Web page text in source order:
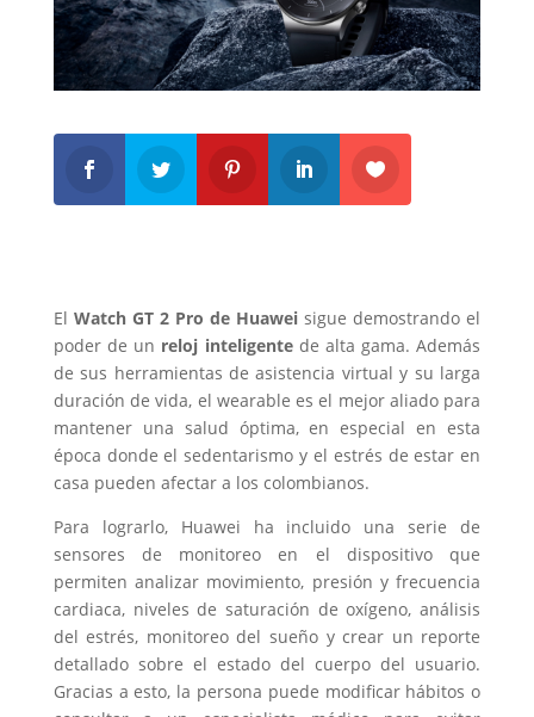
El Watch GT 2 Pro de Huawei sigue demostrando el
poder de un reloj inteligentede alta gama. Además
de sus herramientas de asistencia virtual y su larga
duración de vida, el wearable es el mejor aliado para
mantener una salud óptima, en especial en esta
época donde el sedentarismo y el estrés de estar en
casa pueden afectar a los colombianos.
Para lograrlo, Huawei ha incluido una serie de
sensores de monitoreo en el dispositivo que
permiten analizar movimiento, presión y frecuencia
cardiaca, niveles de saturación de oxígeno, análisis
del estrés, monitoreo del sueño y crear un reporte
detallado sobre el estado del cuerpo del usuario.
Gracias a esto, la persona puede modificar hábitos o